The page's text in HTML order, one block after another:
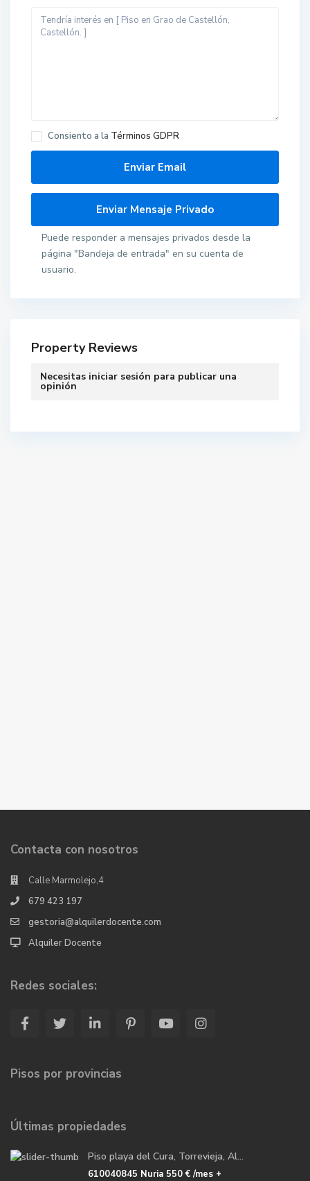
Consiento a la Términos GDPR
Puede responder a mensajes privados desde la
página "Bandeja de entrada" en su cuenta de
usuario.
Property Reviews
Necesitas iniciar sesión para publicar una
opinión
Contacta con nosotros
Calle Marmolejo,4
679 423 197
gestoria@alquilerdocente.com
Alquiler Docente
Redes sociales:
Pisos por provincias
Últimas propiedades
Piso playa del Cura, Torrevieja, Al...
610040845 Nuria 550 €/mes +